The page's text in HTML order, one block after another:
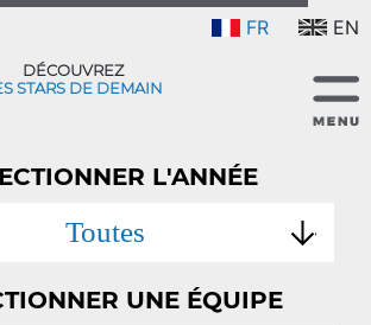
FR EN
DÉCOUVREZ
STARS DE DEMAIN
L'ANNÉE
Toutes
UNE ÉQUIPE